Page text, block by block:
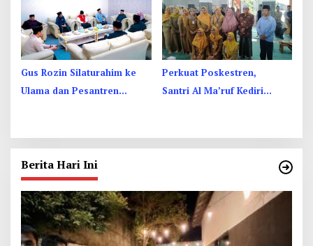
Gus Rozin Silaturahim ke
Ulama dan Pesantren
Perkuat Poskestren,
Santri Al Ma’ruf Kediri
Berita Hari Ini